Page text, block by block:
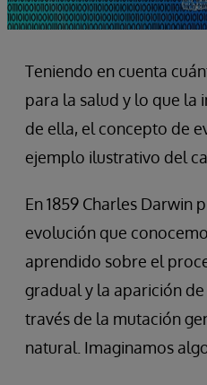
Teniendo en cuenta
para la salud y lo que la
de ella, el concepto de
ejemplo ilustrativo del
En 1859 Charles Darwin
evolución que
aprendido sobre el
gradual y la aparición de
través de la mutación
natural. Imaginamos